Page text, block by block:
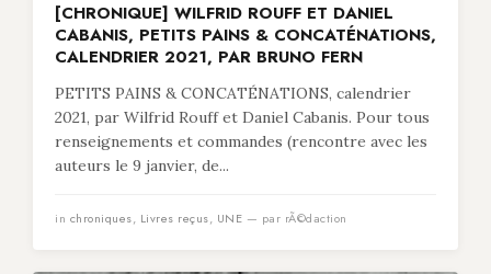
[CHRONIQUE] WILFRID ROUFF ET DANIEL
CABANIS, PETITS PAINS & CONCATÉNATIONS,
CALENDRIER 2021, PAR BRUNO FERN
PETITS PAINS & CONCATÉNATIONS, calendrier
2021, par Wilfrid Rouff et Daniel Cabanis. Pour tous
renseignements et commandes (rencontre avec les
auteurs le 9 janvier, de...
in chroniques, Livres reçus, UNE — par rÃ©daction